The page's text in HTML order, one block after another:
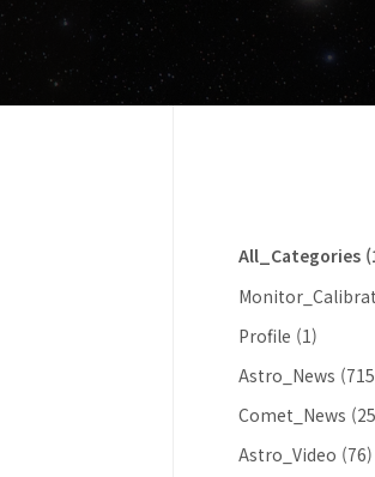
All_Categories
Profile (1)
Astro_News
Comet_News
Astro_Video (76)